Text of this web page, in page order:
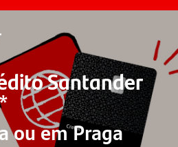
Santander
ou em Praga